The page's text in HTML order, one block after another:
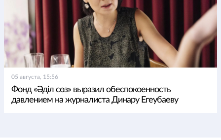
05 августа, 15:56
Фонд «Әділ сөз» выразил обеспокоенность
давлением на журналиста Динару Егеубаеву